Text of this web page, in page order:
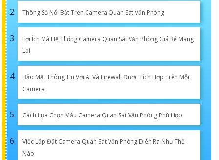
Thông Số Nổi Bật Trên Camera Quan Sát Văn Phòng
Lợi Ích Mà Hệ Thống Camera Quan Sát Văn Phòng Giá Rẻ Mang
Lại
Bảo Mật Thông Tin Với AI Và Firewall Được Tích Hợp Trên Mỗi
Camera
Cách Lựa Chọn Mẫu Camera Quan Sát Văn Phòng Phù Hợp
Việc Lắp Đặt Camera Quan Sát Văn Phòng Diễn Ra Như Thế
Nào